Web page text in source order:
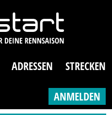
ADRESSEN STRECKEN
ANMELDEN